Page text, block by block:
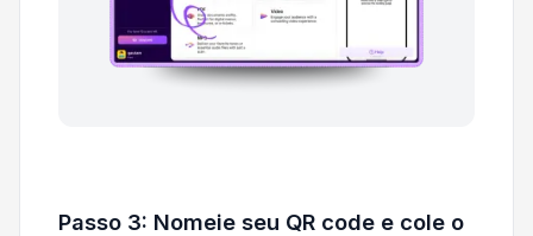
Passo 3: Nomeie seu QR code e cole o